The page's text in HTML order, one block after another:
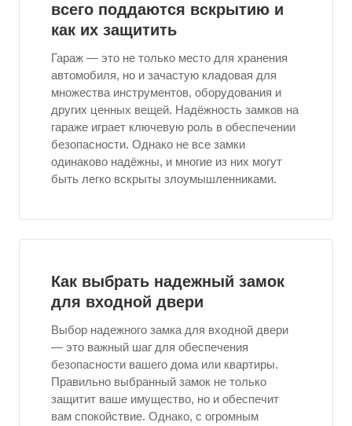
всего поддаются вскрытию и
как их защитить
Гараж — это не только место для хранения
автомобиля, но и зачастую кладовая для
множества инструментов, оборудования и
других ценных вещей. Надёжность замков на
гараже играет ключевую роль в обеспечении
безопасности. Однако не все замки
одинаково надёжны, и многие из них могут
быть легко вскрыты злоумышленниками.
Как выбрать надежный замок
для входной двери
Выбор надежного замка для входной двери
— это важный шаг для обеспечения
безопасности вашего дома или квартиры.
Правильно выбранный замок не только
защитит ваше имущество, но и обеспечит
вам спокойствие. Однако, с огромным